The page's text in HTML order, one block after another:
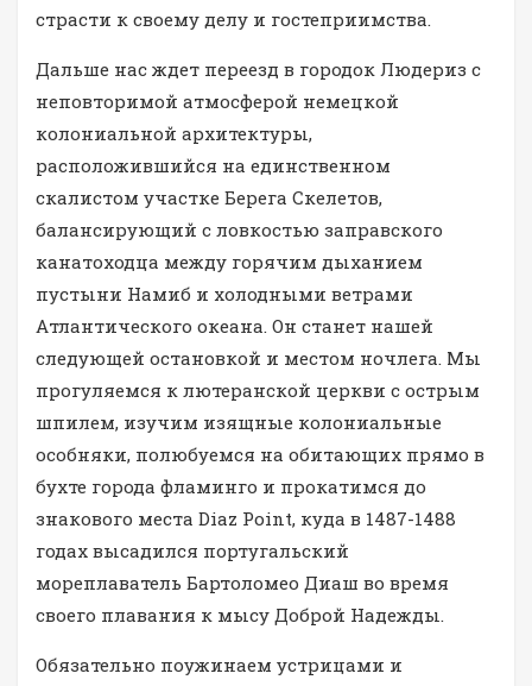
страсти к своему делу и гостеприимства.
Дальше нас ждет переезд в городок Людериз с
неповторимой атмосферой немецкой
колониальной архитектуры,
расположившийся на единственном
скалистом участке Берега Скелетов,
балансирующий с ловкостью заправского
канатоходца между горячим дыханием
пустыни Намиб и холодными ветрами
Атлантического океана. Он станет нашей
следующей остановкой и местом ночлега. Мы
прогуляемся к лютеранской церкви с острым
шпилем, изучим изящные колониальные
особняки, полюбуемся на обитающих прямо в
бухте города фламинго и прокатимся до
знакового места Diaz Point, куда в 1487-1488
годах высадился португальский
мореплаватель Бартоломео Диаш во время
своего плавания к мысу Доброй Надежды.
Обязательно поужинаем устрицами и